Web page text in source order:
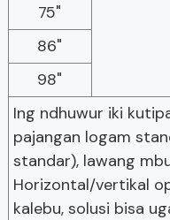
75"
86"
98"
Ing ndhuwur iki
pajangan logam
standar), lawang
Horizontal/vertikal
kalebu, solusi bisa